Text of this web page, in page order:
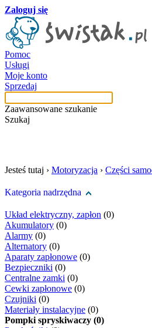
Zaloguj się
Pomoc
Usługi
Moje konto
Sprzedaj
Zaawansowane szukanie
Szukaj
Jesteś tutaj › Motoryzacja › Części
Kategoria nadrzędna
Układ elektryczny, zapłon (0)
Akumulatory (0)
Alarmy (0)
Alternatory (0)
Aparaty zapłonowe (0)
Bezpieczniki (0)
Centralne zamki (0)
Cewki zapłonowe (0)
Czujniki (0)
Materiały instalacyjne (0)
Pompki spryskiwaczy (0)